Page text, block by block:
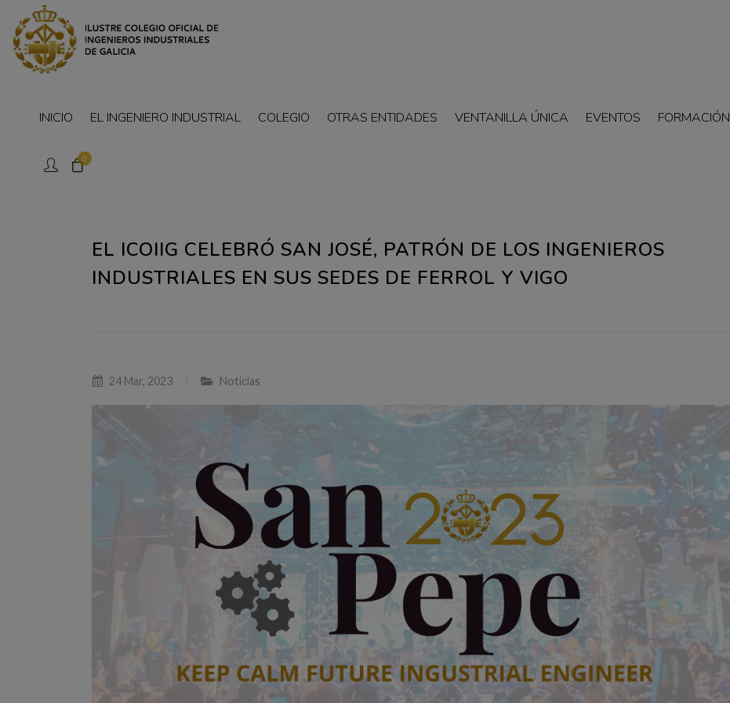
0
INICIO EL INGENIERO INDUSTRIAL COLEGIO OTRAS ENTIDADES VENTANILLA ÚNICA EVENTOS FORMACIÓN
EL ICOIIG CELEBRÓ SAN JOSÉ, PATRÓN DE LOS INGENIEROS
INDUSTRIALES EN SUS SEDES DE FERROL Y VIGO
24 Mar, 2023 Noticias